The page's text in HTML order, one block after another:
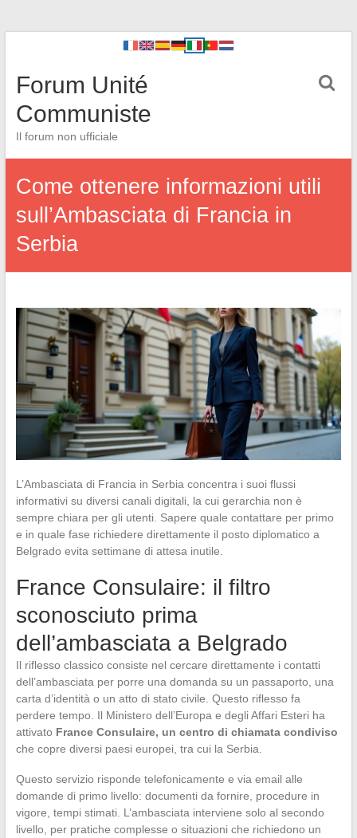
Forum Unité
Communiste
Il forum non ufficiale
Come ottenere informazioni utili
sull’Ambasciata di Francia in
Serbia
L’Ambasciata di Francia in Serbia concentra i suoi flussi
informativi su diversi canali digitali, la cui gerarchia non è
sempre chiara per gli utenti. Sapere quale contattare per primo
e in quale fase richiedere direttamente il posto diplomatico a
Belgrado evita settimane di attesa inutile.
France Consulaire: il filtro
sconosciuto prima
dell’ambasciata a Belgrado
Il riflesso classico consiste nel cercare direttamente i contatti
dell’ambasciata per porre una domanda su un passaporto, una
carta d’identità o un atto di stato civile. Questo riflesso fa
perdere tempo. Il Ministero dell’Europa e degli Affari Esteri ha
attivato France Consulaire, un centro di chiamata condiviso
che copre diversi paesi europei, tra cui la Serbia.
Questo servizio risponde telefonicamente e via email alle
domande di primo livello: documenti da fornire, procedure in
vigore, tempi stimati. L’ambasciata interviene solo al secondo
livello, per pratiche complesse o situazioni che richiedono un